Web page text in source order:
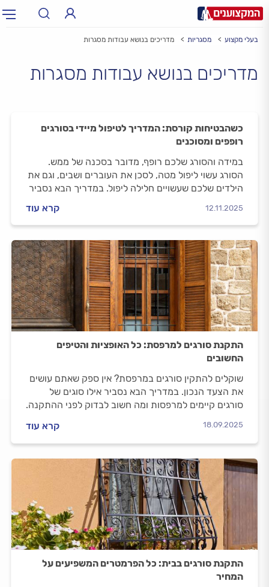
בעלי מקצוע מסגריות מדריכים בנושא עבודות מסגרות
מדריכים בנושא עבודות מסגרות
כשהבטיחות קורסת: המדריך לטיפול מיידי בסורגים
רופפים ומסוכנים
במידה והסורג שלכם רופף, מדובר בסכנה של ממש.
הסורג עשוי ליפול מטה, לסכן את העוברים ושבים, וגם את
הילדים שלכם שעשויים חלילה ליפול. במדריך הבא נסביר
12.11.2025 קרא עוד
התקנת סורגים למרפסת: כל האופציות והטיפים
החשובים
שוקלים להתקין סורגים במרפסת? אין ספק שאתם עושים
את הצעד הנכון. במדריך הבא נסביר אילו סוגים של
סורגים קיימים למרפסות ומה חשוב לבדוק לפני ההתקנה.
18.09.2025 קרא עוד
התקנת סורגים בבית: כל הפרמטרים המשפיעים על
המחיר